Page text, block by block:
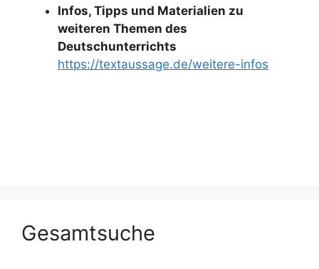
Infos, Tipps und Materialien zu
weiteren Themen des
Deutschunterrichts
https://textaussage.de/weitere-infos
Gesamtsuche